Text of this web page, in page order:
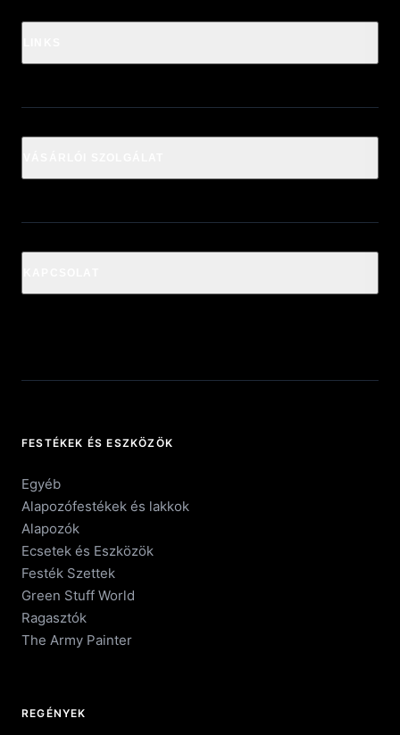
FESTÉKEK ÉS ESZKÖZÖK
Egyéb
Alapozófestékek és lakkok
Alapozók
Ecsetek és Eszközök
Festék Szettek
Green Stuff World
Ragasztók
The Army Painter
REGÉNYEK